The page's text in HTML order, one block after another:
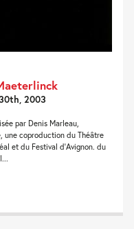
2003
par Denis Marleau,
une coproduction du Théâtre
et du Festival d’Avignon. du